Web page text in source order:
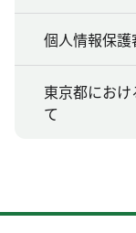
個人情報保護
東京都にお
て